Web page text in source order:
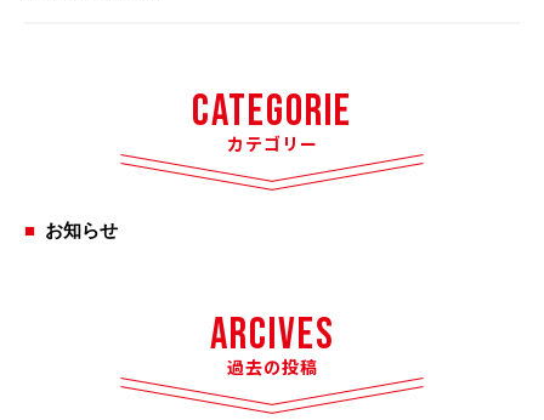
Categorie
カテゴリー
お知らせ
Arcives
過去の投稿